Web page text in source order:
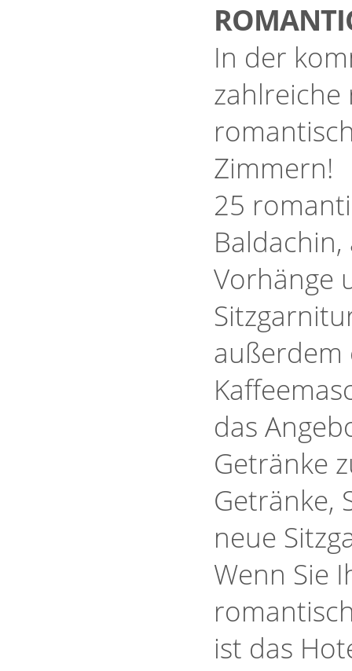
In der
zahlreiche
Zimmern!
25
Vorhänge
außerdem
das
Getränke
Getränke,
neue
Wenn Sie
ist das